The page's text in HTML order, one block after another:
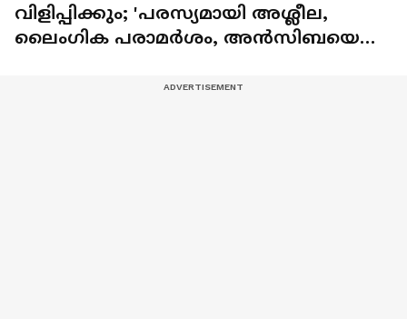
വിളിപ്പിക്കും; 'പരസ്യമായി അശ്ലീല,
ലൈംഗിക പരാമർശം, അൻസിബയെ